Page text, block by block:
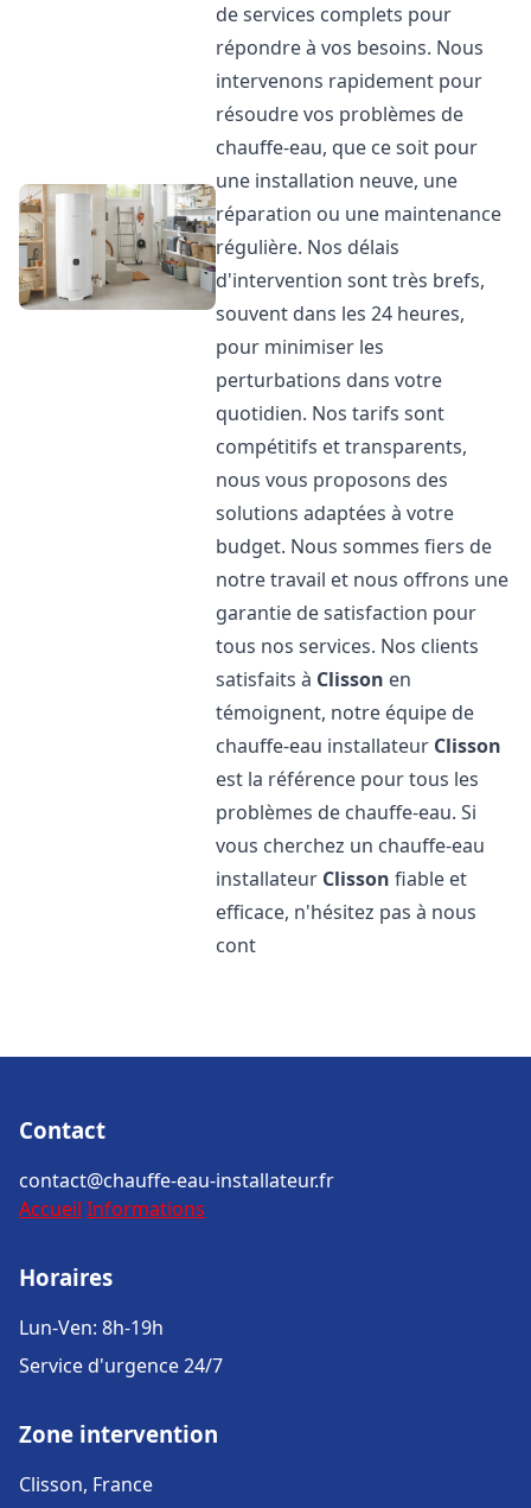
de services complets pour
répondre à vos besoins. Nous
intervenons rapidement pour
résoudre vos problèmes de
chauffe-eau, que ce soit pour
une installation neuve, une
réparation ou une maintenance
régulière. Nos délais
d'intervention sont très brefs,
souvent dans les 24 heures,
pour minimiser les
perturbations dans votre
quotidien. Nos tarifs sont
compétitifs et transparents,
nous vous proposons des
solutions adaptées à votre
budget. Nous sommes fiers de
notre travail et nous offrons une
garantie de satisfaction pour
tous nos services. Nos clients
satisfaits à Clisson en
témoignent, notre équipe de
chauffe-eau installateur Clisson
est la référence pour tous les
problèmes de chauffe-eau. Si
vous cherchez un chauffe-eau
installateur Clisson fiable et
efficace, n'hésitez pas à nous
cont
Contact
contact@chauffe-eau-installateur.fr
Accueil Informations
Horaires
Lun-Ven: 8h-19h
Service d'urgence 24/7
Zone intervention
Clisson, France